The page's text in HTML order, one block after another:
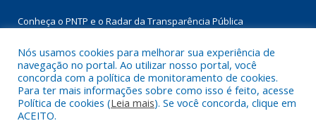
Conheça o PNTP e o Radar da Transparência Pública
Todos os direitos reservados a Câmara Municipal de Aurora do
Pará.
Nós usamos cookies para melhorar sua experiência de
navegação no portal. Ao utilizar nosso portal, você
concorda com a política de monitoramento de cookies.
Para ter mais informações sobre como isso é feito, acesse
Política de cookies (Leia mais). Se você concorda, clique em
ACEITO.